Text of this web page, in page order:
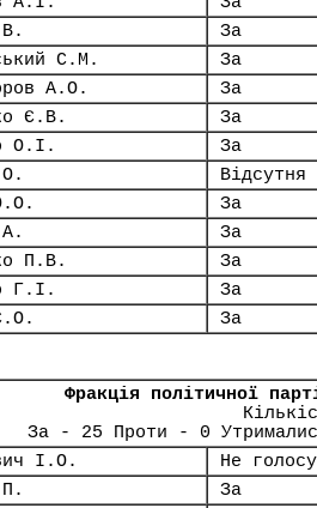
За
С.М.
За
А.О.
За
Є.В.
За
О.І.
За
Відсутня
За
За
П.В.
За
Г.І.
За
За
Фракція політичної
За - 25 Проти - 0
І.О.
Не
За